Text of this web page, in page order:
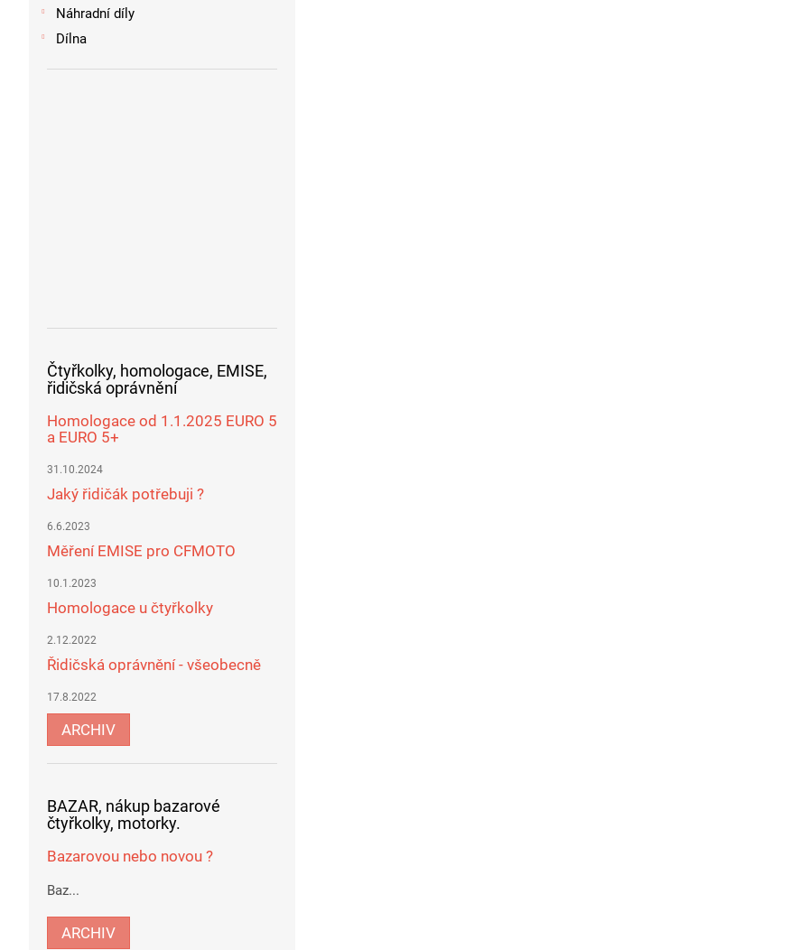
Náhradní díly
Dílna
Čtyřkolky, homologace, EMISE,
řidičská oprávnění
Homologace od 1.1.2025 EURO 5
a EURO 5+
31.10.2024
Jaký řidičák potřebuji ?
6.6.2023
Měření EMISE pro CFMOTO
10.1.2023
Homologace u čtyřkolky
2.12.2022
Řidičská oprávnění - všeobecně
17.8.2022
ARCHIV
BAZAR, nákup bazarové
čtyřkolky, motorky.
Bazarovou nebo novou ?
Baz...
ARCHIV